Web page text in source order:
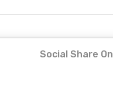
Social Share